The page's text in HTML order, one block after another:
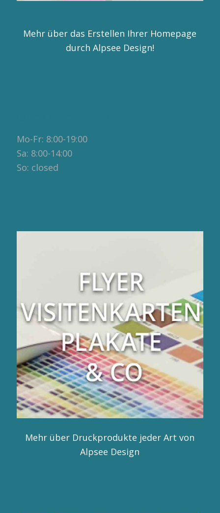
Mehr über das Erstellen Ihrer Homepage
durch Alpsee Design!
Mo-Fr: 8:00-19:00
Sa: 8:00-14:00
So: closed
Mehr über Druckprodukte jeder Art von
Alpsee Design